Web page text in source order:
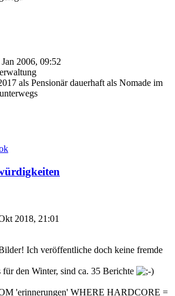
Jan 2006, 09:52
als Pensionär dauerhaft als Nomade im
2018, 21:01
Ich veröffentliche doch keine fremde
für den Winter, sind ca. 35 Berichte
'erinnerungen' WHERE HARDCORE =